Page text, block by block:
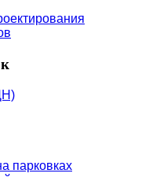
парковках